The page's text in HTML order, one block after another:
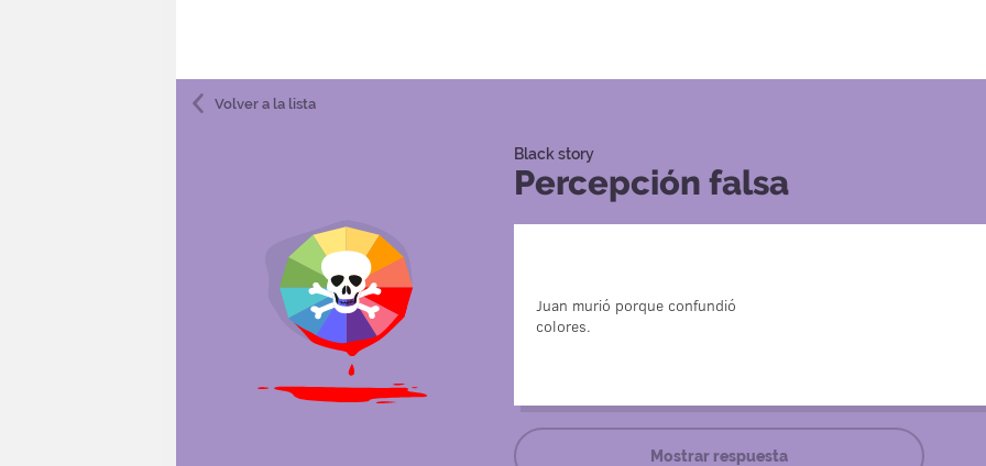
Volver a la lista
Black story
Percepción falsa
Juan murió porque confundió
colores.
turista mismo no lo entiende, por lo que le preguntan
Mostrar respuesta